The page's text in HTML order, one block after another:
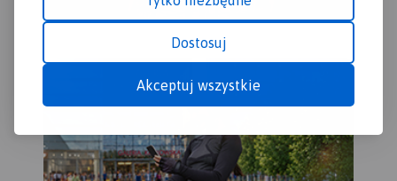
Dostosuj
Akceptuj wszystkie